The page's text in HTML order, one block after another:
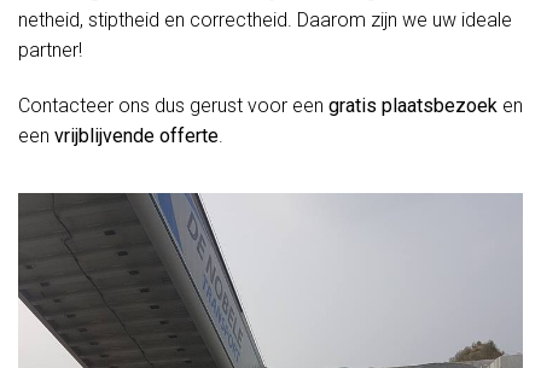
netheid, stiptheid en correctheid. Daarom zijn we uw ideale
partner!
Contacteer ons dus gerust voor een gratis plaatsbezoek en
een vrijblijvende offerte.